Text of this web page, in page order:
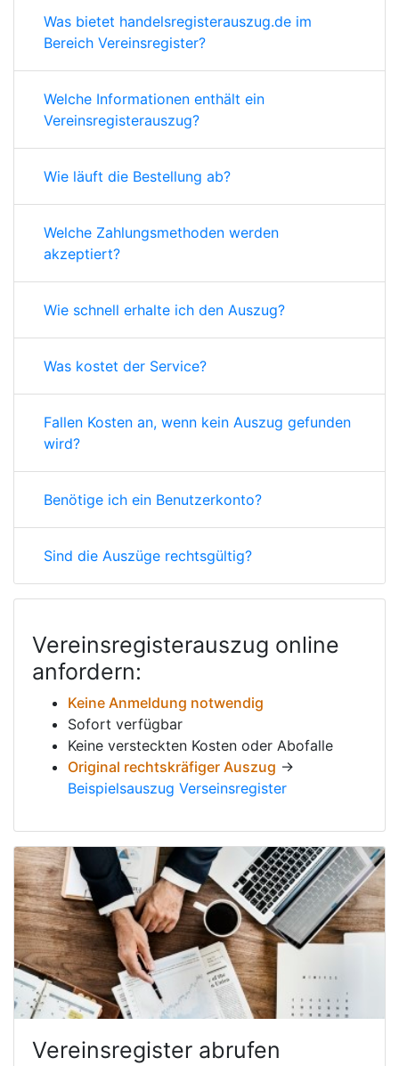
Was bietet handelsregisterauszug.de im
Bereich Vereinsregister?
Welche Informationen enthält ein
Vereinsregisterauszug?
Wie läuft die Bestellung ab?
Welche Zahlungsmethoden werden
akzeptiert?
Wie schnell erhalte ich den Auszug?
Was kostet der Service?
Fallen Kosten an, wenn kein Auszug gefunden
wird?
Benötige ich ein Benutzerkonto?
Sind die Auszüge rechtsgültig?
Vereinsregisterauszug online
anfordern:
Keine Anmeldung notwendig
Sofort verfügbar
Keine versteckten Kosten oder Abofalle
Original rechtskräfiger Auszug →
Beispielsauszug Verseinsregister
Vereinsregister abrufen